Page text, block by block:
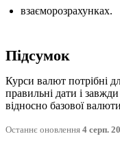
взаєморозрахунках.
Підсумок
Курси валют потрібні
правильні дати і
відносно базової
Останнє оновлення 4 серп.